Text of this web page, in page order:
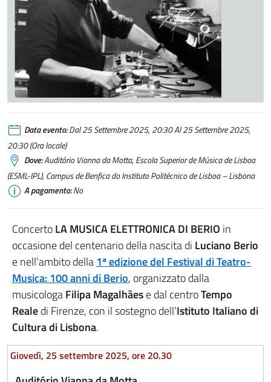
Data evento:Dal 25 Settembre 2025, 20:30 Al 25 Settembre 2025,
20:30 (Ora locale)
Dove:Auditório Vianna da Motta, Escola Superior de Música de Lisboa
(ESML-IPL), Campus de Benfica do Instituto Politécnico de Lisboa – Lisbona
A pagamento:No
ConcertoLA MUSICA ELETTRONICA DI BERIO in
occasione del centenario della nascita di Luciano Berio
e nell’ambito della1ª edizione del Festival di Teatro-
Musica: 100 anni di Berio, organizzato dalla
musicologaFilipa Magalhãese dal centroTempo
Realedi Firenze, con il sostegno dell’Istituto Italiano di
Cultura di Lisbona.
Giovedì, 25 settembre 2025, ore 20.30